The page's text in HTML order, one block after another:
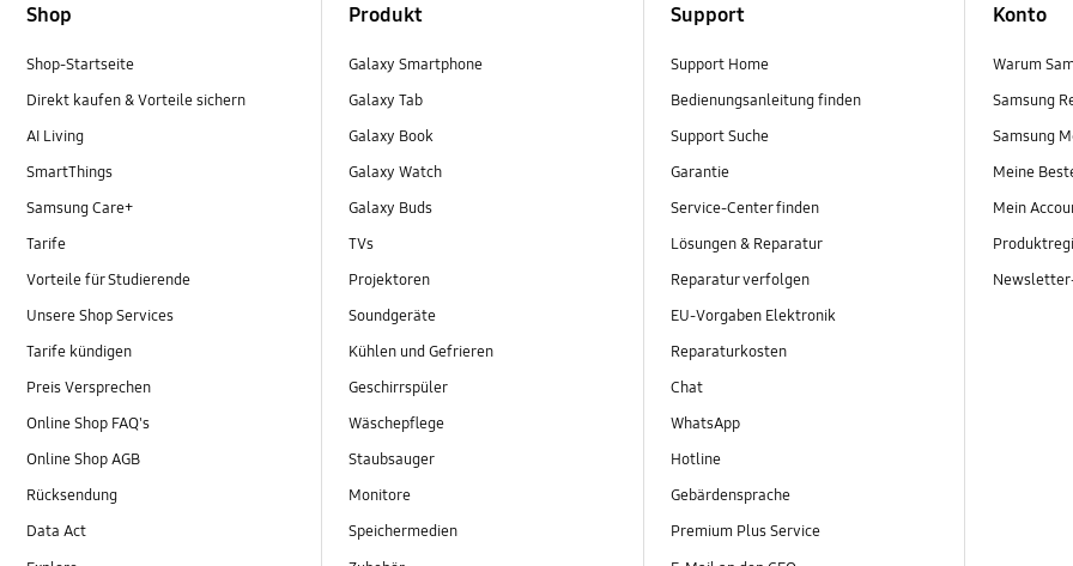
Shop
Shop-Startseite
Direkt kaufen & Vorteile sichern
AI Living
SmartThings
Samsung Care+
Tarife
Vorteile für Studierende
Unsere Shop Services
Tarife kündigen
Preis Versprechen
Online Shop FAQ's
Online Shop AGB
Rücksendung
Data Act
Produkt
Galaxy Smartphone
Galaxy Tab
Galaxy Book
Galaxy Watch
Galaxy Buds
TVs
Projektoren
Soundgeräte
Kühlen und Gefrieren
Geschirrspüler
Wäschepflege
Staubsauger
Monitore
Speichermedien
Support
Support Home
Bedienungsanleitung finden
Support Suche
Garantie
Service-Center finden
Lösungen & Reparatur
Reparatur verfolgen
EU-Vorgaben Elektronik
Reparaturkosten
Chat
WhatsApp
Hotline
Gebärdensprache
Premium Plus Service
Konto
Warum
Samsung
Samsung
Meine
Mein